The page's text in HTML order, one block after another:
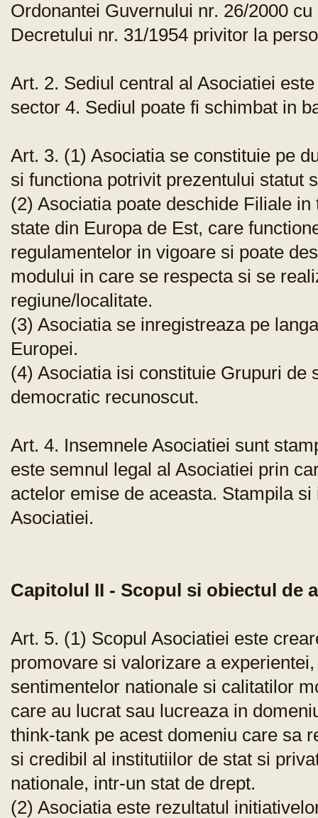
Ordonantei Guvernului nr. 26/2000
Decretului nr. 31/1954 privitor la
Art. 2. Sediul central al Asociatiei
sector 4. Sediul poate fi schimbat in
Art. 3. (1) Asociatia se constituie pe
si functiona potrivit prezentului statut
(2) Asociatia poate deschide Filiale
state din Europa de Est, care
regulamentelor in vigoare si poate
modului in care se respecta si se
regiune/localitate.
(3) Asociatia se inregistreaza pe
Europei.
(4) Asociatia isi constituie Grupuri de
democratic recunoscut.
Art. 4. Insemnele Asociatiei sunt
este semnul legal al Asociatiei prin
actelor emise de aceasta. Stampila
Asociatiei.
Capitolul II - Scopul si obiectul de
Art. 5. (1) Scopul Asociatiei este
promovare si valorizare a
sentimentelor nationale si calitatilor
care au lucrat sau lucreaza in
think-tank pe acest domeniu care sa
si credibil al institutiilor de stat si
nationale, intr-un stat de drept.
(2) Asociatia este rezultatul